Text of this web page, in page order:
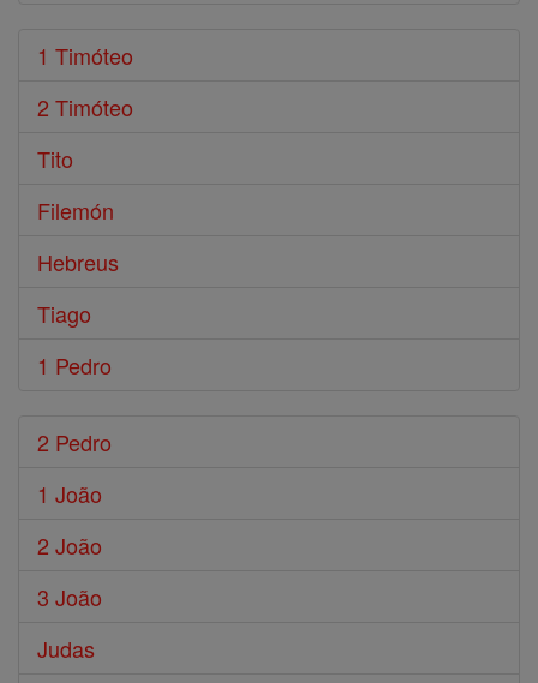
1 Timóteo
2 Timóteo
Tito
Filemón
Hebreus
Tiago
1 Pedro
2 Pedro
1 João
2 João
3 João
Judas